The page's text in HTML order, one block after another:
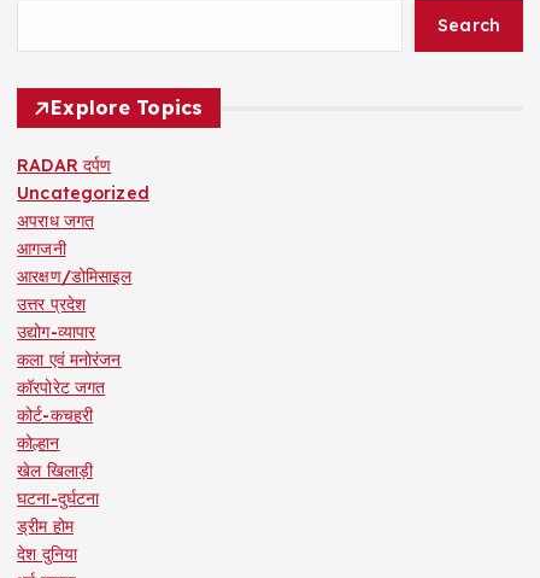
Search
Explore Topics
RADAR दर्पण
Uncategorized
अपराध जगत
आगजनी
आरक्षण/डोमिसाइल
उत्तर प्रदेश
उद्योग-व्यापार
कला एवं मनोरंजन
कॉरपोरेट जगत
कोर्ट-कचहरी
कोल्हान
खेल खिलाड़ी
घटना-दुर्घटना
ड्रीम होम
देश दुनिया